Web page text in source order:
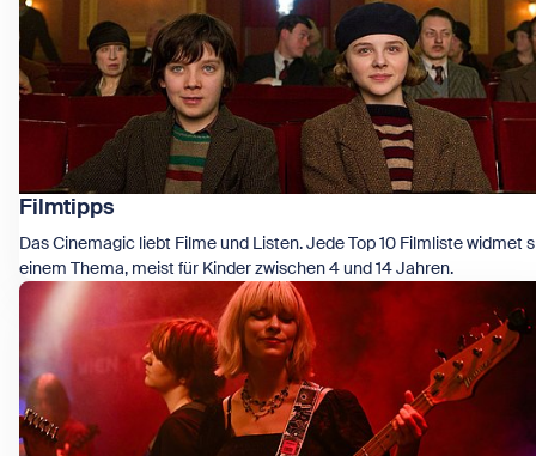
Filmtipps
Das Cinemagic liebt Filme und Listen. Jede Top 10 Filmliste widmet
einem Thema, meist für Kinder zwischen 4 und 14 Jahren.
Zeige Filmtipps